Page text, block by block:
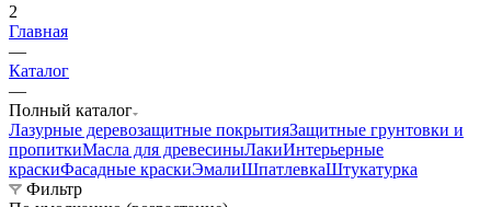
2
Главная
—
Каталог
—
Полный каталог
Лазурные деревозащитные покрытияЗащитные грунтовки и
пропиткиМасла для древесиныЛакиИнтерьерные
краскиФасадные краскиЭмалиШпатлевкаШтукатурка
Фильтр